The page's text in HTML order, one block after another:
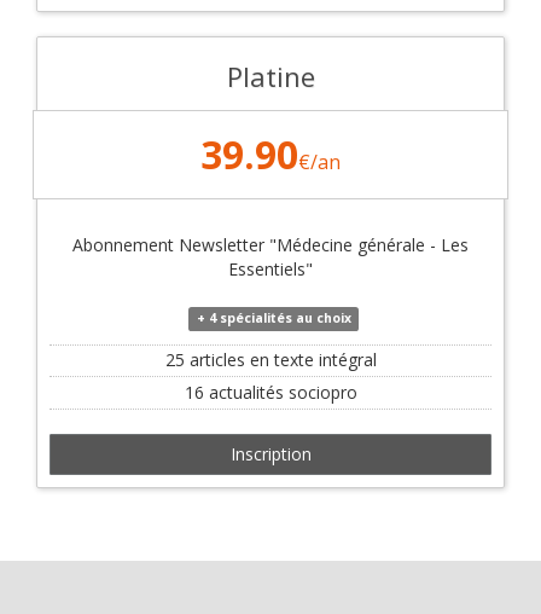
Platine
39.90€/an
Abonnement Newsletter "Médecine générale - Les
Essentiels"
+ 4 spécialités au choix
25 articles en texte intégral
16 actualités sociopro
Inscription